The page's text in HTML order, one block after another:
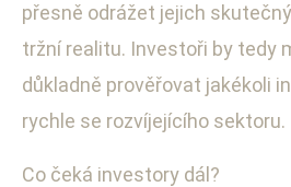
přesně odrážet jejich
tržní realitu. Investoři by tedy
důkladně prověřovat jakékoli
rychle se rozvíjejícího sektoru.
Co čeká investory dál?